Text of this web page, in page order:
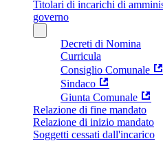
Titolari di incarichi di
governo
Decreti di Nomina
Curricula
Consiglio Comunale
Sindaco
Giunta Comunale
Relazione di fine mandato
Relazione di inizio mandato
Soggetti cessati dall'incarico